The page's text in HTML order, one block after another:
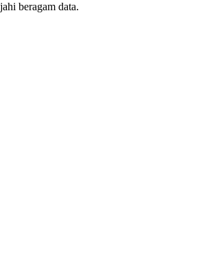
beragam data.